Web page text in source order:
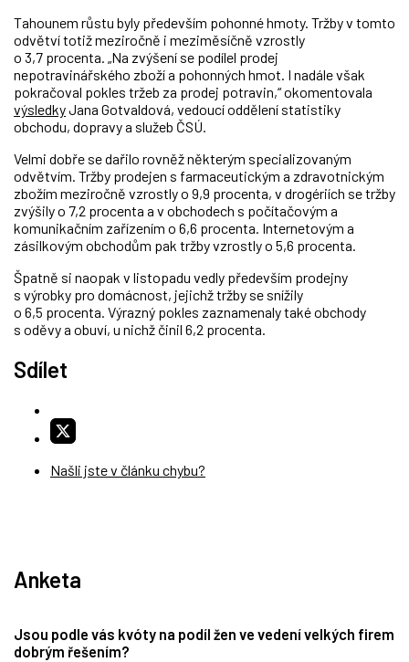
Tahounem růstu byly především pohonné hmoty. Tržby v tomto
odvětví totiž meziročně i meziměsíčně vzrostly
o 3,7 procenta. „Na zvýšení se podílel prodej
nepotravinářského zboží a pohonných hmot. I nadále však
pokračoval pokles tržeb za prodej potravin,“ okomentovala
výsledkyJana Gotvaldová, vedoucí oddělení statistiky
obchodu, dopravy a služeb ČSÚ.
Velmi dobře se dařilo rovněž některým specializovaným
odvětvím. Tržby prodejen s farmaceutickým a zdravotnickým
zbožím meziročně vzrostly o 9,9 procenta, v drogériích se tržby
zvýšily o 7,2 procenta a v obchodech s počítačovým a
komunikačním zařízením o 6,6 procenta. Internetovým a
zásilkovým obchodům pak tržby vzrostly o 5,6 procenta.
Špatně si naopak v listopadu vedly především prodejny
s výrobky pro domácnost, jejichž tržby se snížily
o 6,5 procenta. Výrazný pokles zaznamenaly také obchody
s oděvy a obuví, u nichž činil 6,2 procenta.
Sdílet
Našli jste v článku chybu?
Anketa
Jsou podle vás kvóty na podíl žen ve vedení velkých firem
dobrým řešením?